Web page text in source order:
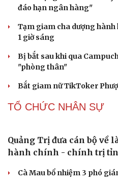
Bảo tàng Tưởng niệm Hòa
khách kỷ lục
Các nhà khoa học Nhật
của “hạt ma” trong vũ trụ
Vì sao các hãng từ bỏ pin
Trung Quốc đưa vào hoạt
Meta bị buộc bồi thường